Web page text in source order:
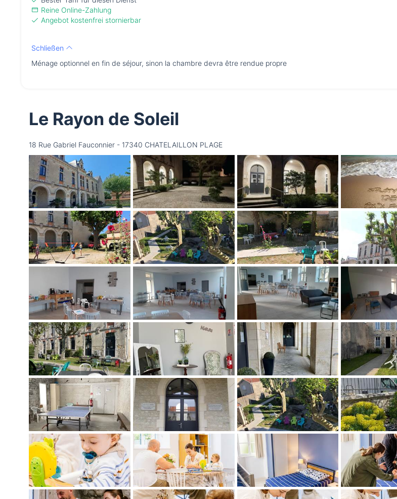
Reine Online-Zahlung
Angebot kostenfrei stornierbar
Schließen
Ménage optionnel en fin de séjour, sinon la chambre devra être rendue propre
Le Rayon de Soleil
18 Rue Gabriel Fauconnier - 17340 CHATELAILLON PLAGE